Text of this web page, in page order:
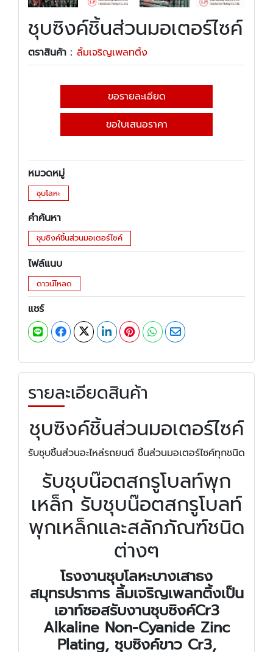
ชุบซิงค์ชิ้นส่วนมอเตอร์ไซค์
ตราสินค้า : ลิ้มเจริญเพลทติ้ง
ขอรายละเอียด
ขอใบเสนอราคา
หมวดหมู่
ชุบโลหะ
คำค้นหา
ชุบซิงค์ชิ้นส่วนมอเตอร์ไซค์
ไฟล์แนบ
ดาวน์โหลด
แชร์
รายละเอียดสินค้า
ชุบซิงค์ชิ้นส่วนมอเตอร์ไซค์
รับชุบชิ้นส่วนอะไหล่รถยนต์ ชิ้นส่วนมอเตอร์ไซค์ทุกชนิด
รับชุบน๊อตสกรูโบลท์พุก
เหล็ก รับชุบน๊อตสกรูโบลท์
พุกเหล็กและสลักภัณฑ์ชนิด
ต่างๆ
โรงงานชุบโลหะบางเสาธง
สมุทรปราการ ลิ้มเจริญเพลทติ้งเป็น
เอาท์ซอสรับงานชุบซิงค์Cr3
Alkaline Non-Cyanide Zinc
Plating, ชุบซิงค์ขาว Cr3,